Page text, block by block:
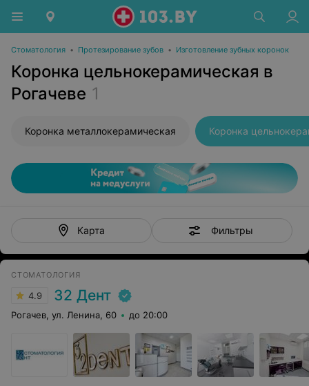
Стоматология • Протезирование зубов • Изготовление зубных коронок
Коронка цельнокерамическая в
Рогачеве 1
Коронка металлокерамическая Коронка
Карта Фильтры
СТОМАТОЛОГИЯ
4.9 32 Дент
Рогачев, ул. Ленина, 60 до 20:00